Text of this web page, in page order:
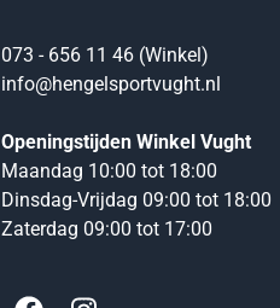
073 - 656 11 46 (Winkel)
info@hengelsportvught.nl
Openingstijden Winkel Vught
Maandag 10:00 tot 18:00
Dinsdag-Vrijdag 09:00 tot 18:00
Zaterdag 09:00 tot 17:00